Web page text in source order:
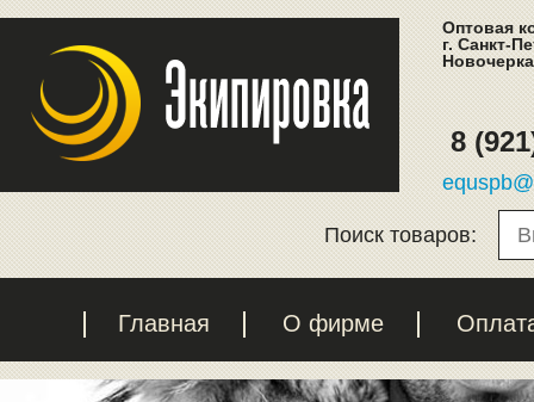
Оптовая
г. Санкт-
8
Поиск товаров:
Главная О фирме